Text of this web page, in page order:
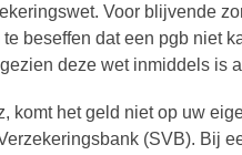
Voor blijvende
beseffen dat een pgb niet
deze wet inmiddels is
komt het geld niet op uw
(SVB). Bij